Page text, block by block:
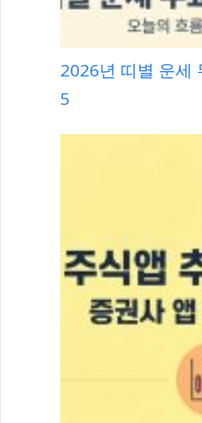
2026년 띠별 운세
5